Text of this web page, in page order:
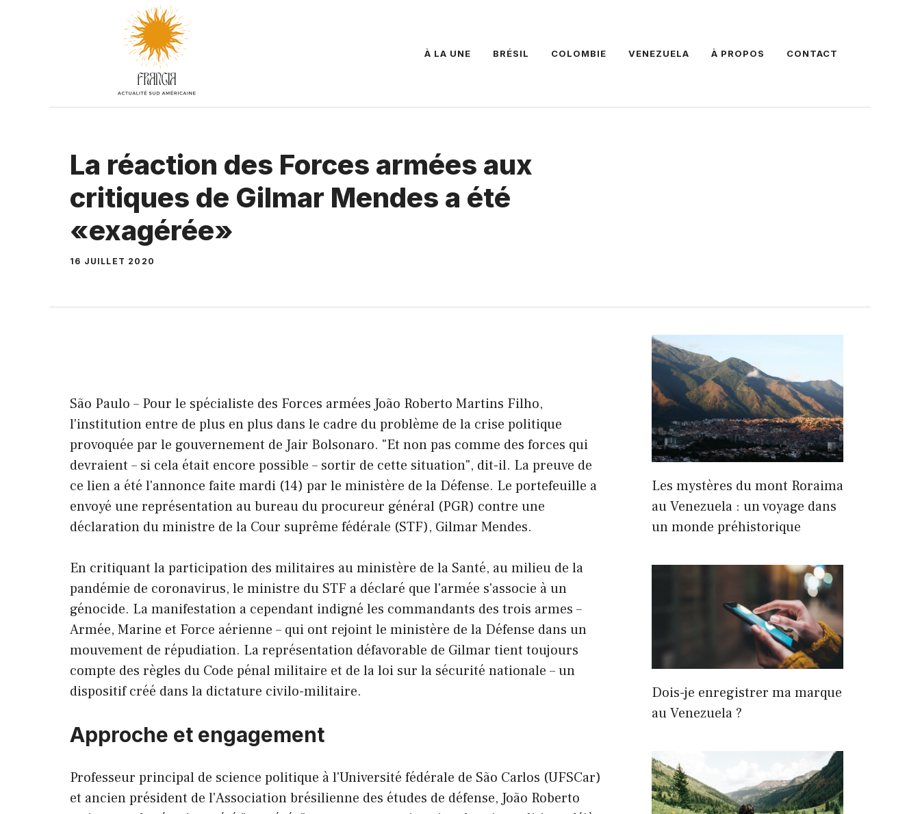
À LA UNE BRÉSIL COLOMBIE VENEZUELA À PROPOS CONTACT
La réaction des Forces armées aux
critiques de Gilmar Mendes a été
«exagérée»
16 JUILLET 2020
São Paulo – Pour le spécialiste des Forces armées João Roberto Martins Filho,
l'institution entre de plus en plus dans le cadre du problème de la crise politique
provoquée par le gouvernement de Jair Bolsonaro. "Et non pas comme des forces qui
devraient – si cela était encore possible – sortir de cette situation", dit-il. La preuve de
ce lien a été l'annonce faite mardi (14) par le ministère de la Défense. Le portefeuille a
envoyé une représentation au bureau du procureur général (PGR) contre une
déclaration du ministre de la Cour suprême fédérale (STF), Gilmar Mendes.
En critiquant la participation des militaires au ministère de la Santé, au milieu de la
pandémie de coronavirus, le ministre du STF a déclaré que l'armée s'associe à un
génocide. La manifestation a cependant indigné les commandants des trois armes –
Armée, Marine et Force aérienne – qui ont rejoint le ministère de la Défense dans un
mouvement de répudiation. La représentation défavorable de Gilmar tient toujours
compte des règles du Code pénal militaire et de la loi sur la sécurité nationale – un
dispositif créé dans la dictature civilo-militaire.
Approche et engagement
Professeur principal de science politique à l'Université fédérale de São Carlos (UFSCar)
et ancien président de l'Association brésilienne des études de défense, João Roberto
Les mystères du mont Roraima
au Venezuela : un voyage dans
un monde préhistorique
Dois-je enregistrer ma marque
au Venezuela ?